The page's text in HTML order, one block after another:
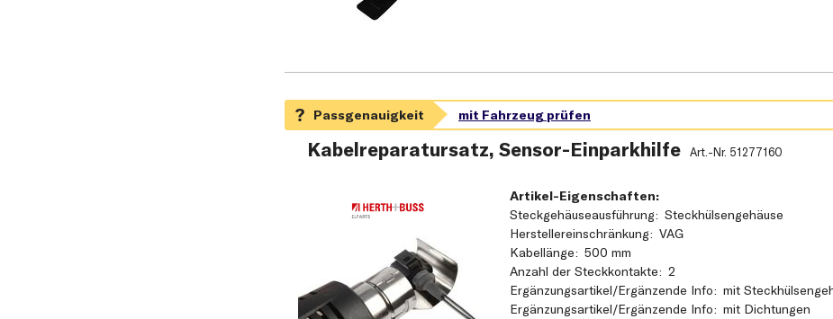
Kabelreparatursatz, Sensor-Einparkhilfe Art.-Nr. 51277160
Artikel-Eigenschaften:
Steckgehäuseausführung Steckhülsengehäuse
Herstellereinschränkung VAG
Kabellänge 500 mm
Anzahl der Steckkontakte 2
Ergänzungsartikel/Ergänzende Info mit
Ergänzungsartikel/Ergänzende Info mit Dichtungen